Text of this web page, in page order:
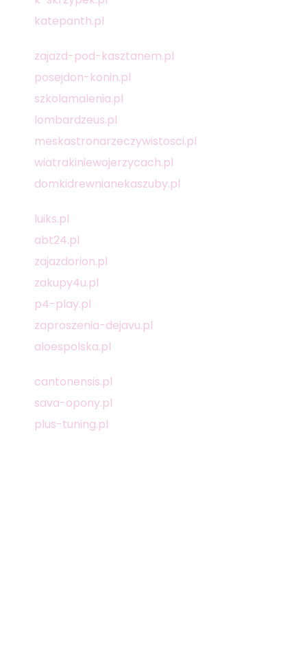
katepanth.pl
zajazd-pod-kasztanem.pl
posejdon-konin.pl
szkolamalenia.pl
lombardzeus.pl
meskastronarzeczywistosci.pl
wiatrakiniewojerzycach.pl
domkidrewnianekaszuby.pl
luiks.pl
abt24.pl
zajazdorion.pl
zakupy4u.pl
p4-play.pl
zaproszenia-dejavu.pl
aloespolska.pl
cantonensis.pl
sava-opony.pl
plus-tuning.pl